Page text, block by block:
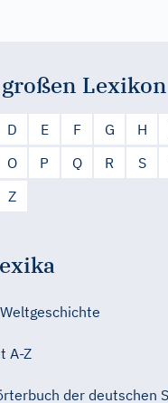
Lexikon
D E F G H
O P Q R S
Z
A-Z
der deutschen